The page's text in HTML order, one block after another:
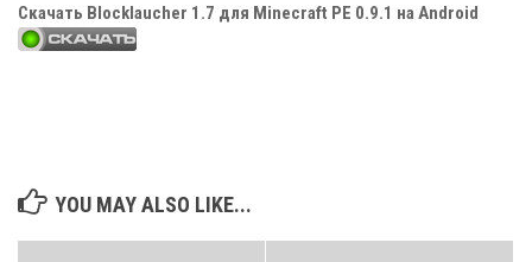
Скачать Blocklaucher 1.7 для Minecraft PE 0.9.1 на Android
YOU MAY ALSO LIKE...